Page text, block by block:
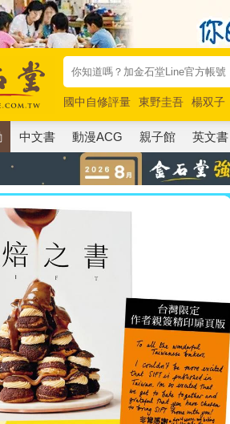
國中自修評量 東野圭吾 楊双子
唯紅花綻放
奧德賽 路邊攤新作
中文書 動漫ACG 親子館 英文書